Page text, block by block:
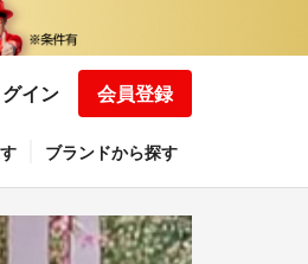
グイン 会員登録
ブランドから探す